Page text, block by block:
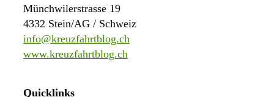
Münchwilerstrasse 19
4332 Stein/AG / Schweiz
info@kreuzfahrtblog.ch
www.kreuzfahrtblog.ch
Quicklinks